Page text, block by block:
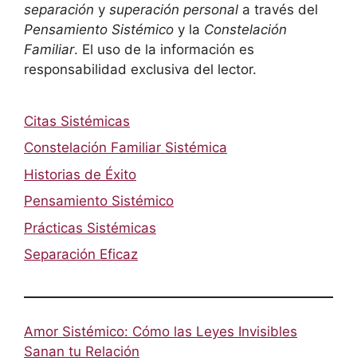
separación y superación personal a través del
Pensamiento Sistémico y la Constelación
Familiar. El uso de la información es
responsabilidad exclusiva del lector.
Citas Sistémicas
Constelación Familiar Sistémica
Historias de Éxito
Pensamiento Sistémico
Prácticas Sistémicas
Separación Eficaz
Amor Sistémico: Cómo las Leyes Invisibles
Sanan tu Relación